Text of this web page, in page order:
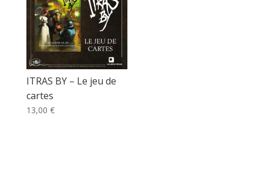
ITRAS BY – Le jeu de
cartes
13,00 €